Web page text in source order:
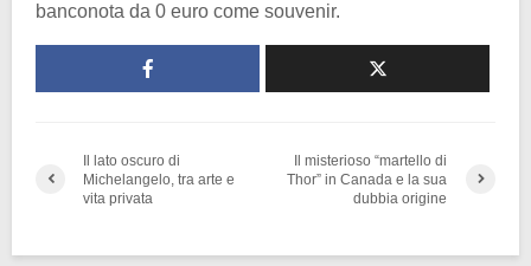
banconota da 0 euro come souvenir.
Il lato oscuro di
Michelangelo, tra arte e
vita privata
Il misterioso “martello di
Thor” in Canada e la sua
dubbia origine